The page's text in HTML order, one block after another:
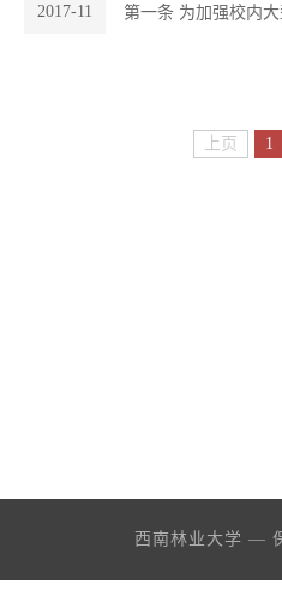
2017-11
上页 1
西南林业大学 —